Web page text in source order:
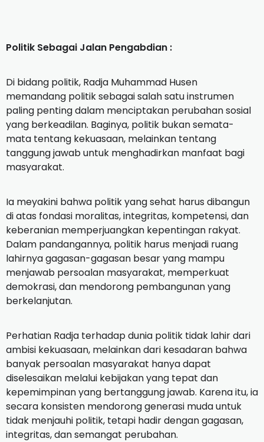
‎Politik Sebagai Jalan Pengabdian :
‎Di bidang politik, Radja Muhammad Husen
memandang politik sebagai salah satu instrumen
paling penting dalam menciptakan perubahan sosial
yang berkeadilan. Baginya, politik bukan semata-
mata tentang kekuasaan, melainkan tentang
tanggung jawab untuk menghadirkan manfaat bagi
masyarakat.
‎Ia meyakini bahwa politik yang sehat harus dibangun
di atas fondasi moralitas, integritas, kompetensi, dan
keberanian memperjuangkan kepentingan rakyat.
Dalam pandangannya, politik harus menjadi ruang
lahirnya gagasan-gagasan besar yang mampu
menjawab persoalan masyarakat, memperkuat
demokrasi, dan mendorong pembangunan yang
berkelanjutan.
‎Perhatian Radja terhadap dunia politik tidak lahir dari
ambisi kekuasaan, melainkan dari kesadaran bahwa
banyak persoalan masyarakat hanya dapat
diselesaikan melalui kebijakan yang tepat dan
kepemimpinan yang bertanggung jawab. Karena itu, ia
secara konsisten mendorong generasi muda untuk
tidak menjauhi politik, tetapi hadir dengan gagasan,
integritas, dan semangat perubahan.